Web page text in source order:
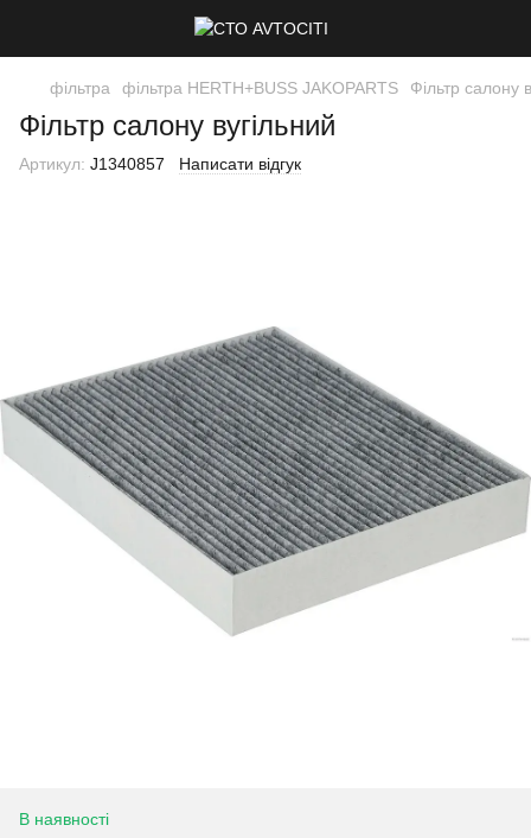
фільтра фільтра HERTH+BUSS JAKOPARTS Фільтр салону
Фільтр салону вугільний
Артикул: J1340857 Написати відгук
В наявності